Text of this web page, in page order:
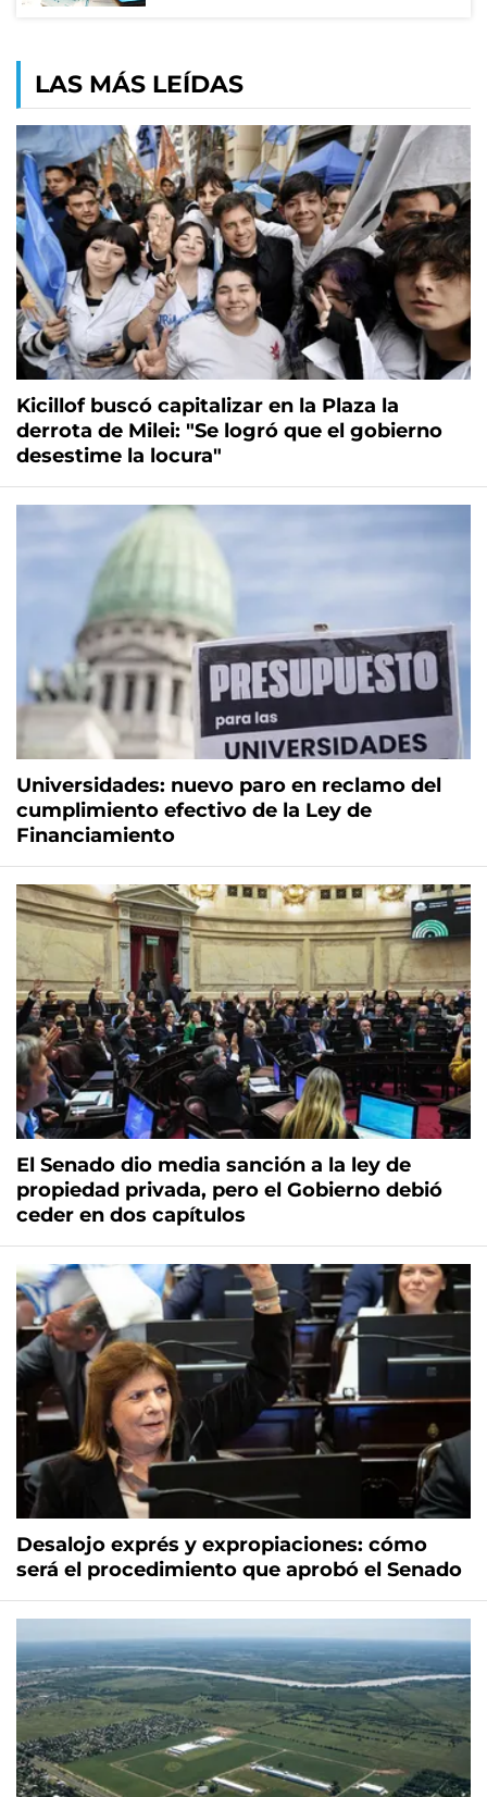
LAS MÁS LEÍDAS
Kicillof buscó capitalizar en la Plaza la
derrota de Milei: "Se logró que el gobierno
desestime la locura"
Universidades: nuevo paro en reclamo del
cumplimiento efectivo de la Ley de
Financiamiento
El Senado dio media sanción a la ley de
propiedad privada, pero el Gobierno debió
ceder en dos capítulos
Desalojo exprés y expropiaciones: cómo
será el procedimiento que aprobó el Senado